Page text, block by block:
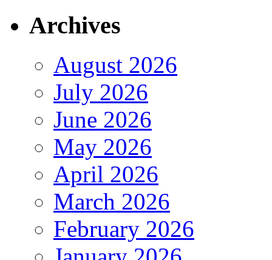
Archives
August 2026
July 2026
June 2026
May 2026
April 2026
March 2026
February 2026